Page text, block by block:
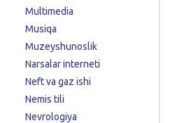
Multimedia
Musiqa
Muzeyshunoslik
Narsalar interneti
Neft va gaz ishi
Nemis tili
Nevrologiya